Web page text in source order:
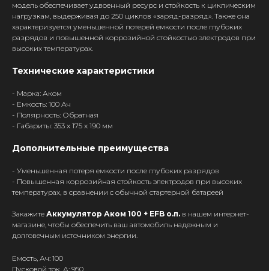
модель обеспечивает удвоенный ресурс и стойкость к циклическим
нагрузкам, выдерживая до 250 циклов «заряд-разряд». Также она
характеризуется уменьшенной потерей емкости после глубоких
разрядов и повышенной коррозийной стойкостью электродов при
высоких температурах.
Технические характеристики
- Марка: Аком
- Емкость: 100 Ач
- Полярность: Обратная
- Габариты: 353 x 175 x 190 мм
Дополнительные преимущества
- Уменьшенная потеря емкости после глубоких разрядов
- Повышенная коррозийная стойкость электродов при высоких
температурах, в сравнении с обычной стартерной батареей
Закажите Аккумулятор Аком 100 + EFB о.п. в нашем интернет-
магазине, чтобы обеспечить ваш автомобиль надежным и
долговечным источником энергии.
Емость, Ач: 100
Пусковой ток, А: 950